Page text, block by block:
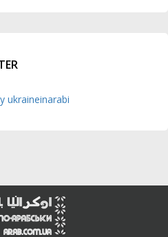
ukraineinarabi